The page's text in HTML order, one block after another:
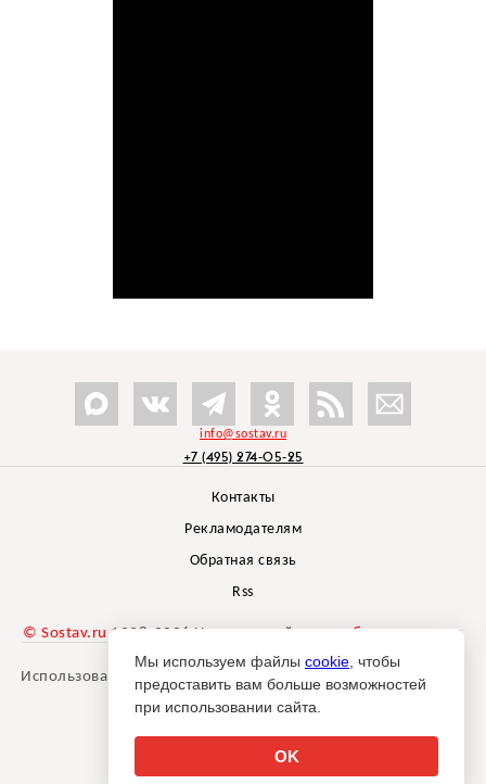
info@sostav.ru
+7 (495) 274-05-25
Контакты
Рекламодателям
Обратная связь
Rss
© Sostav.ru 1998-2026 Независимый проектбрендингового
агентства Depot
Использование материалов Sostav.ru допустимо только при
указании источника.
Мы используем файлы cookie , чтобы
предоставить вам больше возможностей
при использовании сайта.
OK